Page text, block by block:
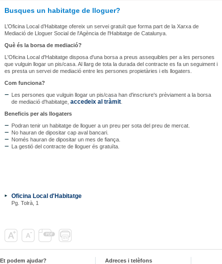
Busques un habitatge de lloguer?
L’Oficina Local d’Habitatge ofereix un servei gratuït que forma part de la Xarxa de
Mediació de Lloguer Social de l'Agència de l'Habitatge de Catalunya.
Què és la borsa de mediació?
L'Oficina Local d'Habitatge disposa d'una borsa a preus assequibles per a les persones
que vulguin llogar un pis/casa. Al llarg de tota la durada del contracte es fa un seguiment i
es presta un servei de mediació entre les persones propietàries i els llogaters.
Com funciona?
Les persones que vulguin llogar un pis/casa han d'inscriure's prèviament a la borsa
de mediació d'habitatge, accedeix al tràmit.
Beneficis per als llogaters
Podran tenir un habitatge de lloguer a un preu per sota del preu de mercat.
No hauran de dipositar cap aval bancari.
Només hauran de dipositar un mes de fiança.
La gestió del contracte de lloguer és gratuïta.
Oficina Local d'Habitatge
Pg. Tolrà, 1
Et podem ajudar?
Adreces i telèfons